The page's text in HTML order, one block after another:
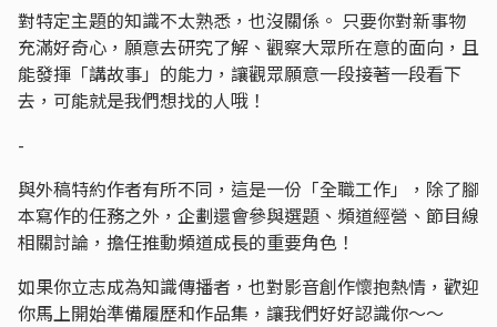
對特定主題的知識不太熟悉，也沒關係。 只要你對新事物
充滿好奇心，願意去研究了解、觀察大眾所在意的面向，且
能發揮「講故事」的能力，讓觀眾願意一段接著一段看下
去，可能就是我們想找的人哦！
-
與外稿特約作者有所不同，這是一份「全職工作」，除了腳
本寫作的任務之外，企劃還會參與選題、頻道經營、節目線
相關討論，擔任推動頻道成長的重要角色！
如果你立志成為知識傳播者，也對影音創作懷抱熱情，歡迎
你馬上開始準備履歷和作品集，讓我們好好認識你～～